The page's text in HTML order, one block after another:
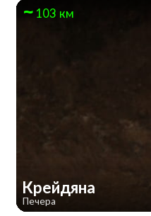
103 км
Крейдяна
Печера